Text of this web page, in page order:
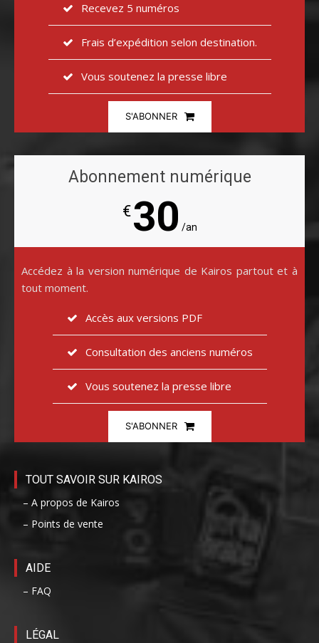
Recevez 5 numéros
Frais d’expédition selon destination.
Vous soutenez la presse libre
S'ABONNER
Abonnement numérique
€30 /an
Accédez à la version numérique de Kairos partout et à
tout moment.
Accès aux versions PDF
Consultation des anciens numéros
Vous soutenez la presse libre
S'ABONNER
TOUT SAVOIR SUR KAIROS
– A propos de Kairos
– Points de vente
AIDE
– FAQ
LÉGAL